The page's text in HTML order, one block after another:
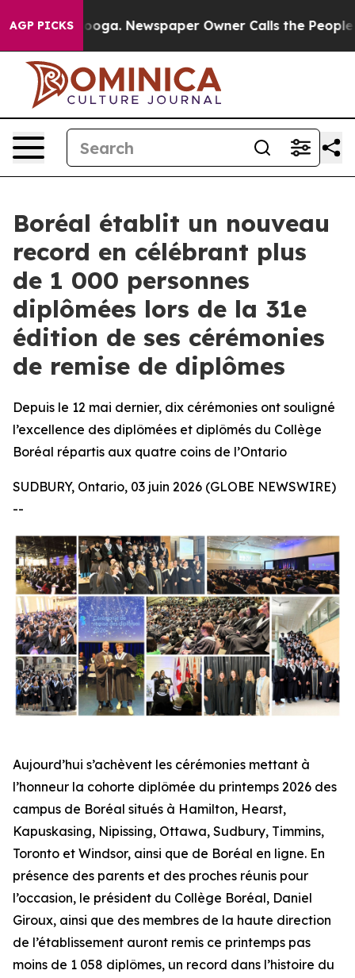
AGP PICKSNewspaper Owner Calls the People
Boréal établit un nouveau
record en célébrant plus
de 1 000 personnes
diplômées lors de la 31e
édition de ses cérémonies
de remise de diplômes
Depuis le 12 mai dernier, dix cérémonies ont souligné
l’excellence des diplômées et diplômés du Collège
Boréal répartis aux quatre coins de l’Ontario
SUDBURY, Ontario, 03 juin 2026 (GLOBE NEWSWIRE)
--
Aujourd’hui s’achèvent les cérémonies mettant à
l’honneur la cohorte diplômée du printemps 2026 des
campus de Boréal situés à Hamilton, Hearst,
Kapuskasing, Nipissing, Ottawa, Sudbury, Timmins,
Toronto et Windsor, ainsi que de Boréal en ligne. En
présence des parents et des proches réunis pour
l’occasion, le président du Collège Boréal, Daniel
Giroux, ainsi que des membres de la haute direction
de l’établissement auront remis ce printemps pas
moins de 1 058 diplômes, un record dans l’histoire du